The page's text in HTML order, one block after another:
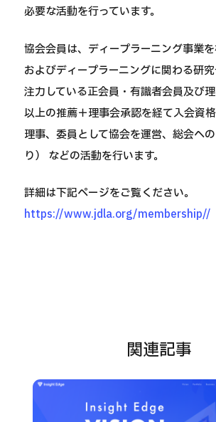
必要な活動を行っています。
協会会員は、ディープラーニング事業を
およびディープラーニングに関わる研
注力している正会員・有識者会員及び
以上の推薦＋理事会承認を経て入会資格
理事、委員として協会を運営、総会へ
り） などの活動を行います。
詳細は下記ページをご覧ください。
https://www.jdla.org/membership//
関連記事